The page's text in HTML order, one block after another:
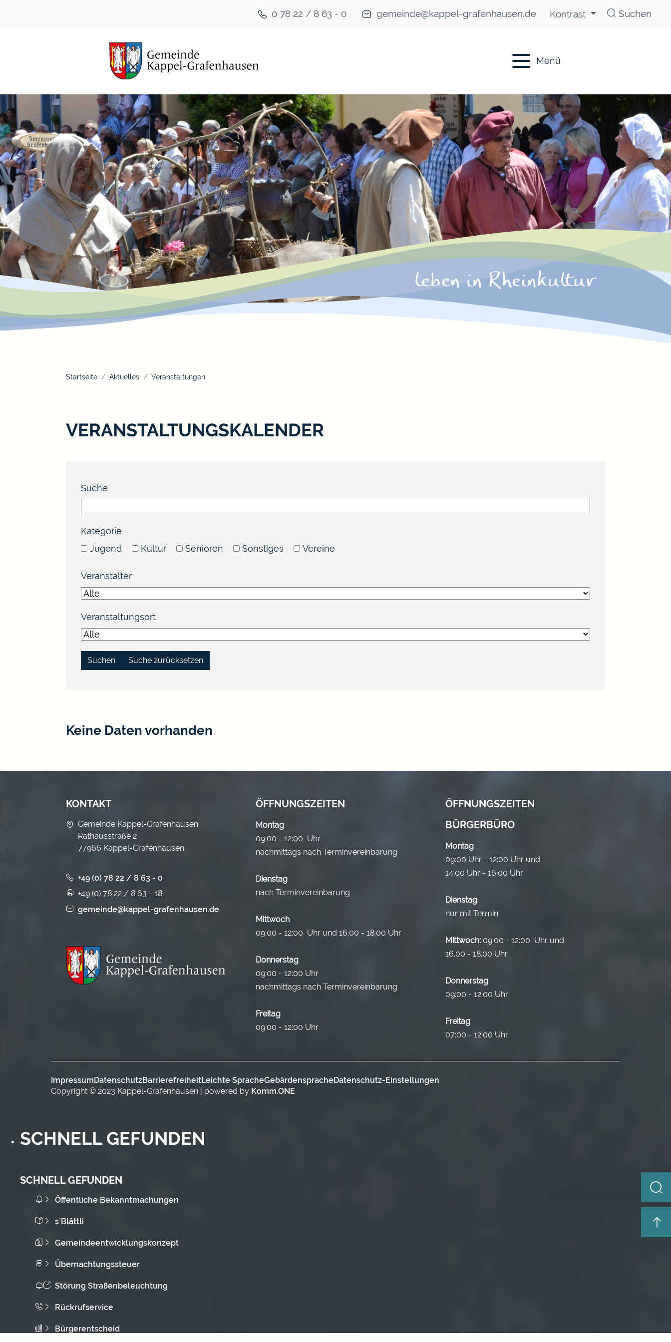
0 78 22 / 8 63 - 0 gemeinde@kappel-grafenhausen.de Kontrast Suchen
Menü
Startseite Aktuelles Veranstaltungen
VERANSTALTUNGSKALENDER
Suche
Kategorie
Jugend
Kultur Senioren Sonstiges Vereine
Veranstalter
Veranstaltungsort
Suche zurücksetzen
Keine Daten vorhanden
KONTAKT
Gemeinde Kappel-Grafenhausen
Rathausstraße 2
77966 Kappel-Grafenhausen
+49 (0) 78 22 / 8 63 - 0
+49 (0) 78 22 / 8 63 - 18
gemeinde@kappel-grafenhausen.de
ÖFFNUNGSZEITEN
Montag
09:00 - 12:00 Uhr
nachmittags nach Terminvereinbarung
Dienstag
nach Terminvereinbarung
Mittwoch
09:00 - 12:00 Uhr und 16.00 - 18.00 Uhr
Donnerstag
09:00 - 12:00 Uhr
nachmittags nach Terminvereinbarung
Freitag
09:00 - 12:00 Uhr
ÖFFNUNGSZEITEN
BÜRGERBÜRO
Montag
09:00 Uhr - 12:00 Uhr und
14:00 Uhr - 16:00 Uhr
Dienstag
nur mit Termin
Mittwoch: 09:00 - 12:00 Uhr und
16.00 - 18.00 Uhr
Donnerstag
09:00 - 12:00 Uhr
Freitag
07:00 - 12:00 Uhr
ImpressumDatenschutzBarrierefreiheitLeichte SpracheGebärdenspracheDatenschutz-Einstellungen
Copyright © 2023 Kappel-Grafenhausen | powered by Komm.ONE
SCHNELL GEFUNDEN
SCHNELL GEFUNDEN
Öffentliche Bekanntmachungen
s`Blättli
Gemeindeentwicklungskonzept
Übernachtungssteuer
Störung Straßenbeleuchtung
Rückrufservice
Bürgerentscheid